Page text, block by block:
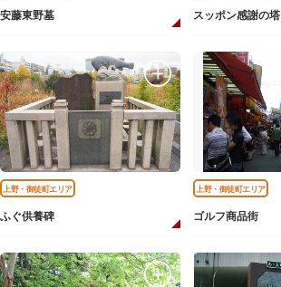
安藤東野墓 スッポン感謝の塔
上野・御徒町エリア
ふぐ供養碑
上野・御徒町エリア
ゴルフ商品街